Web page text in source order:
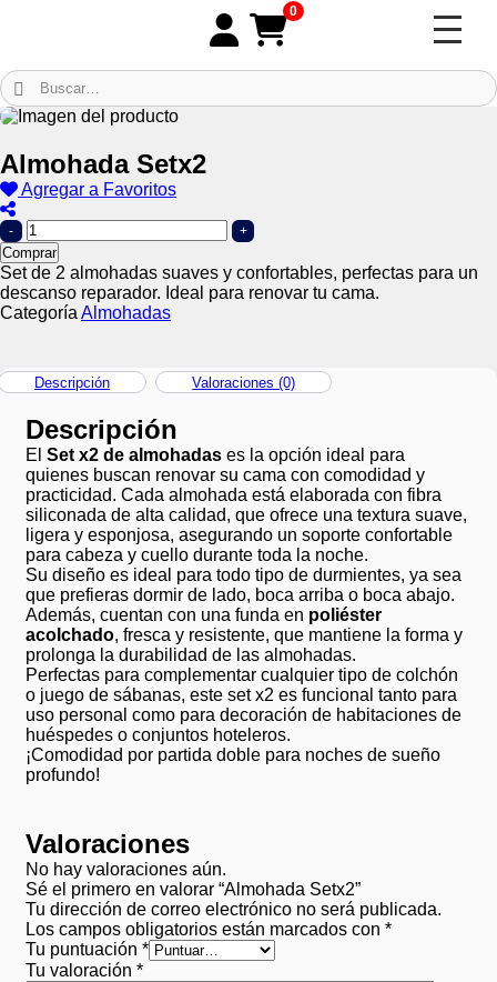
0
Almohada Setx2
Agregar a Favoritos
- +
Comprar
Set de 2 almohadas suaves y confortables, perfectas para un
descanso reparador. Ideal para renovar tu cama.
Categoría Almohadas
Descripción Valoraciones (0)
Descripción
El Set x2 de almohadas es la opción ideal para
quienes buscan renovar su cama con comodidad y
practicidad. Cada almohada está elaborada con fibra
siliconada de alta calidad, que ofrece una textura suave,
ligera y esponjosa, asegurando un soporte confortable
para cabeza y cuello durante toda la noche.
Su diseño es ideal para todo tipo de durmientes, ya sea
que prefieras dormir de lado, boca arriba o boca abajo.
Además, cuentan con una funda en poliéster
acolchado, fresca y resistente, que mantiene la forma y
prolonga la durabilidad de las almohadas.
Perfectas para complementar cualquier tipo de colchón
o juego de sábanas, este set x2 es funcional tanto para
uso personal como para decoración de habitaciones de
huéspedes o conjuntos hoteleros.
¡Comodidad por partida doble para noches de sueño
profundo!
Valoraciones
No hay valoraciones aún.
Sé el primero en valorar “Almohada Setx2”
Tu dirección de correo electrónico no será publicada.
Los campos obligatorios están marcados con *
Tu puntuación *
Tu valoración *